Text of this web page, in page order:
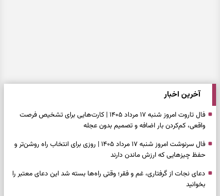
آخرین اخبار
فال تاروت امروز شنبه ۱۷ مرداد ۱۴۰۵ | کارت‌هایی برای تشخیص فرصت
واقعی، کم‌کردن بار اضافه و تصمیم بدون عجله
فال سرنوشت امروز شنبه ۱۷ مرداد ۱۴۰۵ | روزی برای انتخاب راه روشن‌تر و
حفظ چیزهایی که ارزش ماندن دارند
دعای نجات از گرفتاری، غم و فقر؛ وقتی راه‌ها بسته شد این دعای معتبر را
بخوانید